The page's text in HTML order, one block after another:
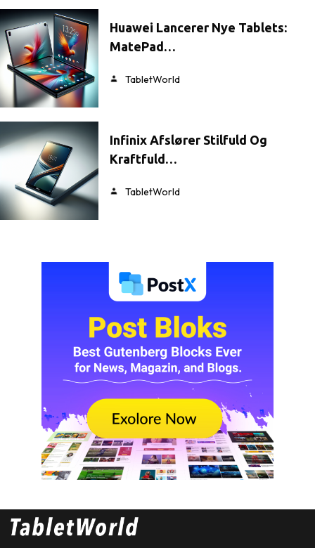
Huawei Lancerer Nye Tablets:
MatePad…
TabletWorld
Infinix Afslører Stilfuld Og
Kraftfuld…
TabletWorld